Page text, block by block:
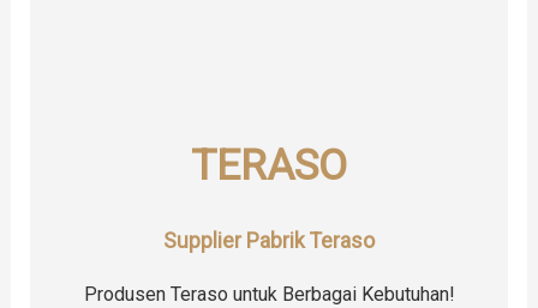
TERASO
Supplier Pabrik Teraso
Produsen Teraso untuk Berbagai Kebutuhan!